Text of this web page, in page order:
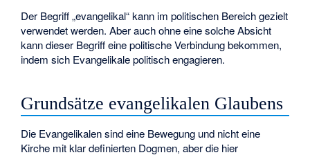
Der Begriff „evangelikal“ kann im politischen Bereich gezielt
verwendet werden. Aber auch ohne eine solche Absicht
kann dieser Begriff eine politische Verbindung bekommen,
indem sich Evangelikale politisch engagieren.
Grundsätze evangelikalen Glaubens
Die Evangelikalen sind eine Bewegung und nicht eine
Kirche mit klar definierten Dogmen, aber die hier